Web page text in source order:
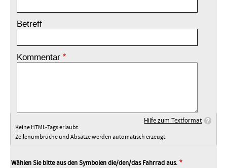
Betreff
Kommentar
Hilfe zum Textformat
Keine HTML-Tags erlaubt.
Zeilenumbrüche und Absätze werden automatisch erzeugt.
Wählen Sie bitte aus den Symbolen die/den/das Fahrrad aus.